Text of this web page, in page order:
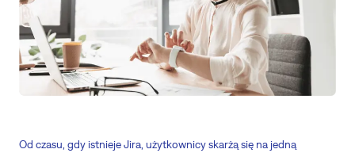
Od czasu, gdy istnieje Jira, użytkownicy skarżą się na jedną